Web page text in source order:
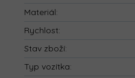
Materiál:
Rychlost:
Stav zboží:
Typ vozítka: